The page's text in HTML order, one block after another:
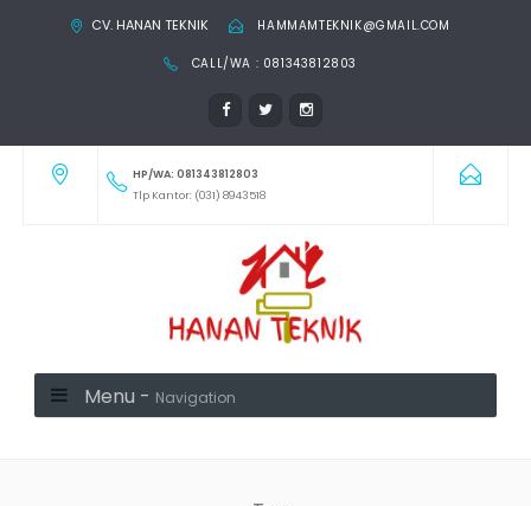
CV. HANAN TEKNIK HAMMAMTEKNIK@GMAIL.COM
CALL/WA : 081343812803
HP/WA: 081343812803
Tlp Kantor: (031) 8943518
Menu - Navigation